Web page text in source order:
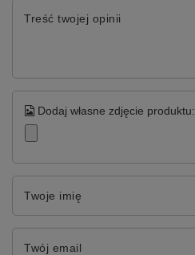
Treść twojej opinii
Dodaj własne zdjęcie produktu:
Twoje imię
Twój email